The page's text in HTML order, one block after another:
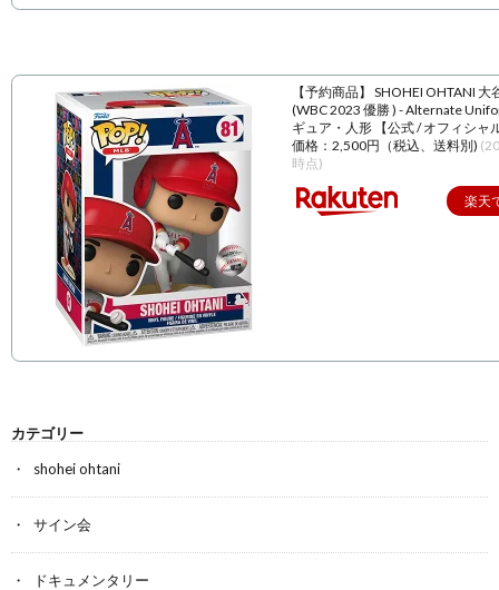
【予約商品】 SHOHEI OHTANI 大
(WBC 2023 優勝 ) - Alternate
ギュア・人形 【公式 / オフィシャ
価格：2,500円（税込、送料別)
時点)
楽天
カテゴリー
shohei ohtani
サイン会
ドキュメンタリー